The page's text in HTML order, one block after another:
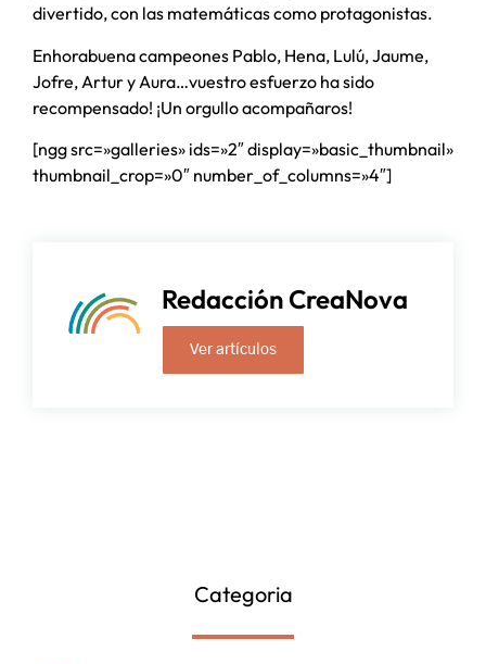
divertido, con las matemáticas como protagonistas.
Enhorabuena campeones Pablo, Hena, Lulú, Jaume,
Jofre, Artur y Aura…vuestro esfuerzo ha sido
recompensado! ¡Un orgullo acompañaros!
[ngg src=»galleries» ids=»2″ display=»basic_thumbnail»
thumbnail_crop=»0″ number_of_columns=»4″]
Redacción CreaNova
Ver artículos
Categoria